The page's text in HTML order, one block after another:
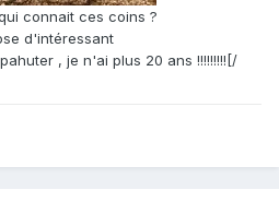
connait ces coins ?
d'intéressant
, je n'ai plus 20 ans !!!!!!!!![/